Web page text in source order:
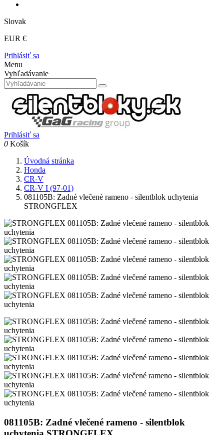
Slovak
EUR €
Prihlásiť sa
Menu
Vyhľadávanie
Prihlásiť sa
0 Košík
Úvodná stránka
Honda
CR-V
CR-V I (97-01)
081105B: Zadné vlečené rameno - silentblok uchytenia
STRONGFLEX
081105B: Zadné vlečené rameno - silentblok